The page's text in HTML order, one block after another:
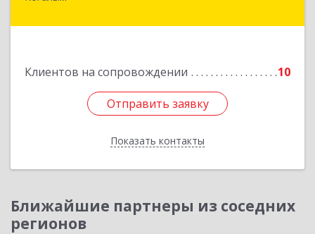
Клиентов на сопровождении 10
Отправить заявку
Показать контакты
Подробнее
Отправить заявку
Назад
Ближайшие партнеры из соседних
регионов